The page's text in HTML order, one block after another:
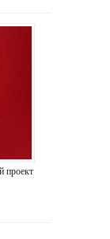
проект